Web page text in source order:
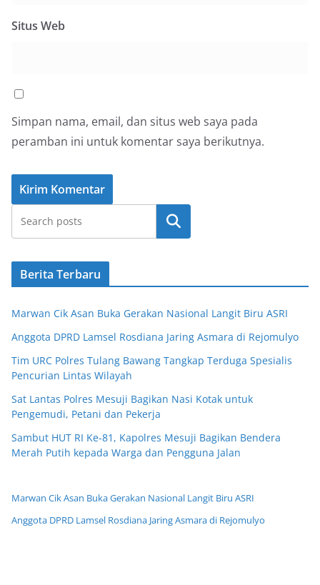
Situs Web
Simpan nama, email, dan situs web saya pada
peramban ini untuk komentar saya berikutnya.
Cari
Berita Terbaru
Marwan Cik Asan Buka Gerakan Nasional Langit Biru ASRI
Anggota DPRD Lamsel Rosdiana Jaring Asmara di Rejomulyo
Tim URC Polres Tulang Bawang Tangkap Terduga Spesialis
Pencurian Lintas Wilayah
Sat Lantas Polres Mesuji Bagikan Nasi Kotak untuk
Pengemudi, Petani dan Pekerja
Sambut HUT RI Ke-81, Kapolres Mesuji Bagikan Bendera
Merah Putih kepada Warga dan Pengguna Jalan
Marwan Cik Asan Buka Gerakan Nasional Langit Biru ASRI
Anggota DPRD Lamsel Rosdiana Jaring Asmara di Rejomulyo